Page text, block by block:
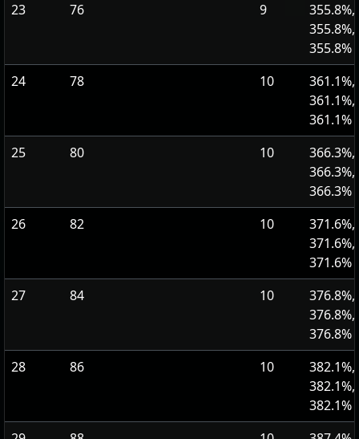
23
76 9
355.8%,
355.8%,
355.8%
24
78 10
361.1%,
361.1%,
361.1%
25
80 10
366.3%,
366.3%,
366.3%
26
82 10
371.6%,
371.6%,
371.6%
27
84 10
376.8%,
376.8%,
376.8%
28
86 10
382.1%,
382.1%,
382.1%